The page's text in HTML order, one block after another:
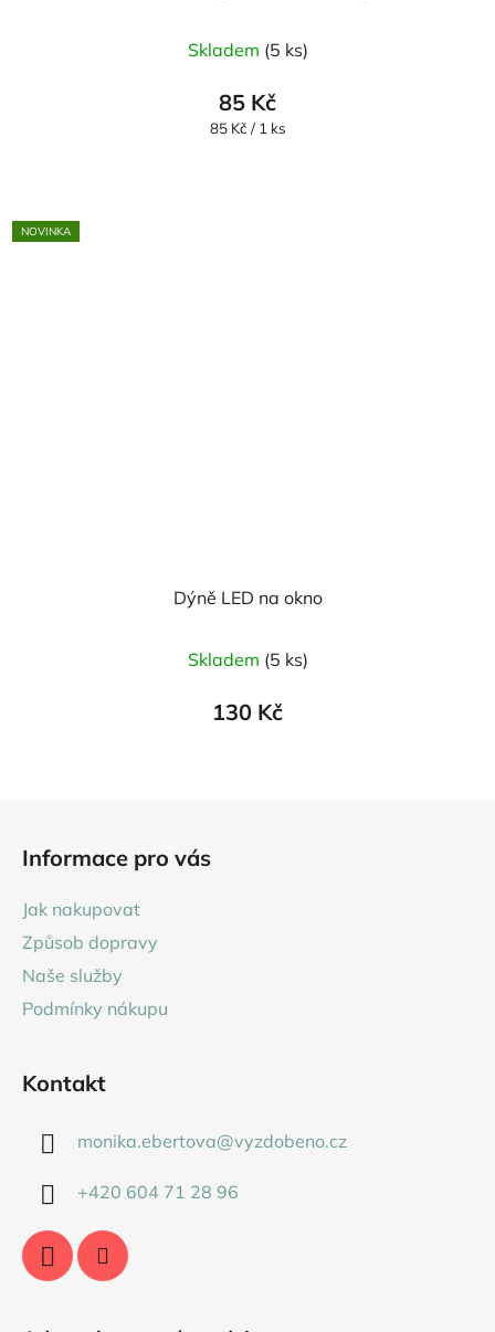
Skladem (5 ks)
85 Kč
Měrná
85 Kč / 1 ks
NOVINKA
Dýně LED na okno
Skladem (5 ks)
130 Kč
Informace pro vás
Jak nakupovat
Způsob dopravy
Naše služby
Podmínky nákupu
Kontakt
monika.ebertova@vyzdobeno.cz
+420 604 71 28 96